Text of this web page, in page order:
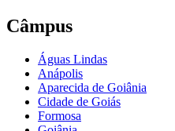
Câmpus
Águas Lindas
Anápolis
Aparecida de Goiânia
Cidade de Goiás
Formosa